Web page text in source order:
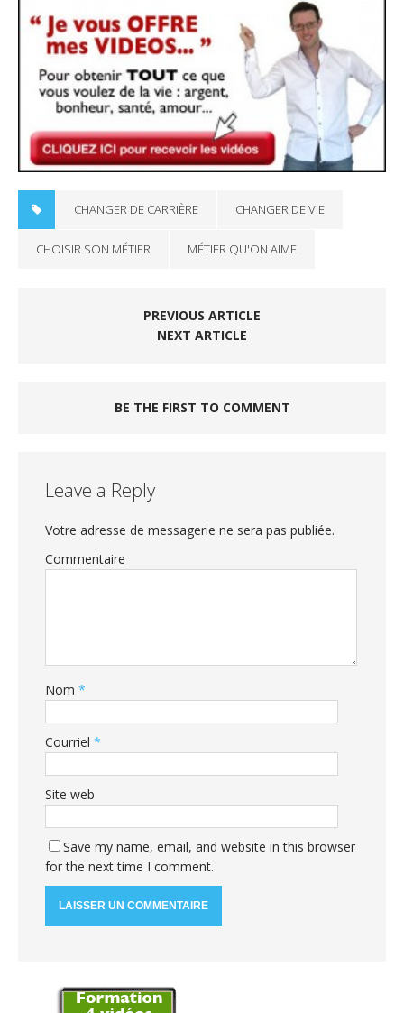
CHANGER DE CARRIÈRE CHANGER DE VIE
CHOISIR SON MÉTIER MÉTIER QU'ON AIME
PREVIOUS ARTICLE
NEXT ARTICLE
BE THE FIRST TO COMMENT
Leave a Reply
Votre adresse de messagerie ne sera pas publiée.
Commentaire
Nom *
Courriel *
Site web
Save my name, email, and website in this browser
for the next time I comment.